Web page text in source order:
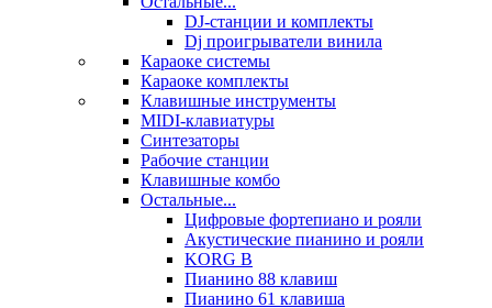
DJ-станции и комплекты
Dj проигрыватели винила
Караоке системы
Караоке комплекты
Клавишные инструменты
MIDI-клавиатуры
Синтезаторы
Рабочие станции
Клавишные комбо
Остальные...
Цифровые фортепиано и рояли
Акустические пианино и рояли
KORG B
Пианино 88 клавиш
Пианино 61 клавиша